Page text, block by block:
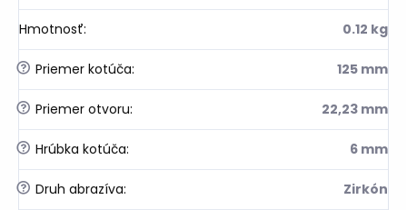
Hmotnosť: 0.12 kg
? Priemer kotúča: 125 mm
? Priemer otvoru: 22,23 mm
? Hrúbka kotúča: 6 mm
? Druh abrazíva: Zirkón